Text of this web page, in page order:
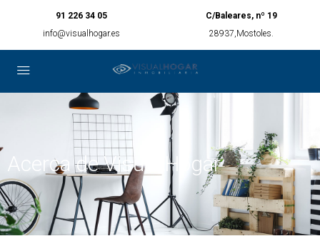
91 226 34 05
info@visualhogar.es
C/Baleares, nº 19
28937,Mostoles.
Acerca de Visual Hogar